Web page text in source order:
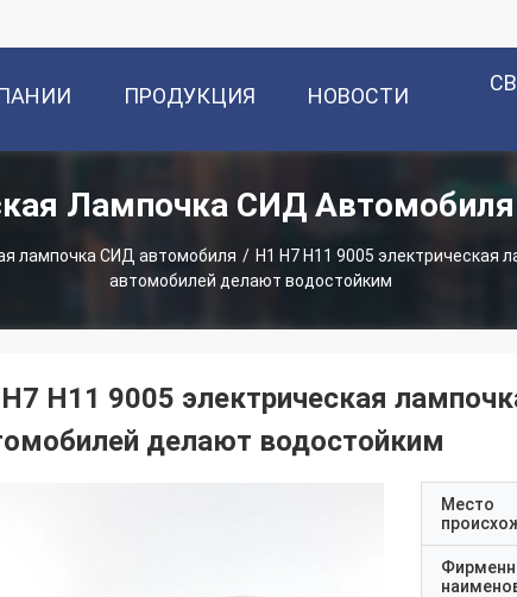
ПРОДУКЦИЯ НОВОСТИ
Лампочка СИД
лампочка СИД автомобиля / H1 H7 H11 9005 электрическая
автомобилей делают водостойким
H11 9005 электрическая
делают водостойким
Место